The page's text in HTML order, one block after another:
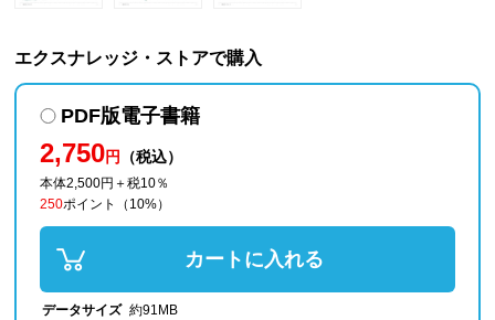
エクスナレッジ・ストアで購入
PDF版電子書籍
2,750円 （税込）
本体2,500円＋税10％
250ポイント （10%）
カートに入れる
データサイズ 約91MB